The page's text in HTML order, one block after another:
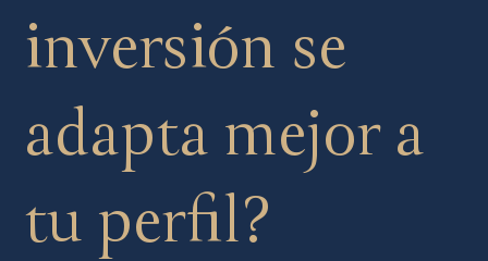
inversión se
adapta mejor a
tu perfil?